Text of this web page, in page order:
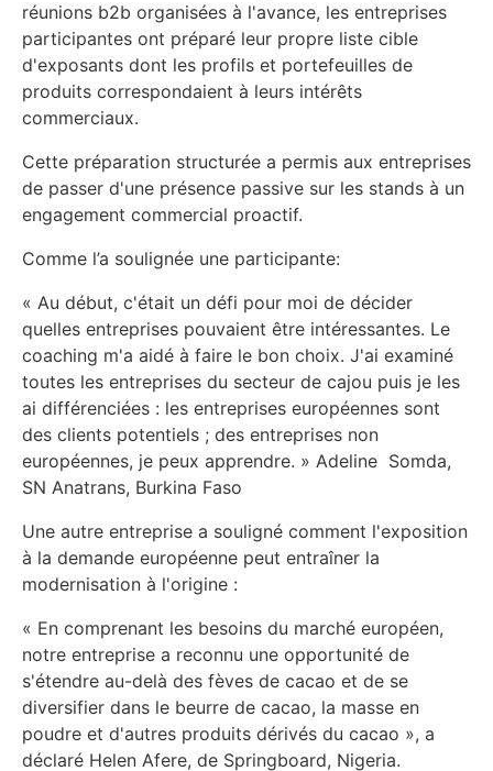
réunions b2b organisées à l'avance, les entreprises
participantes ont préparé leur propre liste cible
d'exposants dont les profils et portefeuilles de
produits correspondaient à leurs intérêts
commerciaux.
Cette préparation structurée a permis aux entreprises
de passer d'une présence passive sur les stands à un
engagement commercial proactif.
Comme l’a soulignée une participante:
« Au début, c'était un défi pour moi de décider
quelles entreprises pouvaient être intéressantes. Le
coaching m'a aidé à faire le bon choix. J'ai examiné
toutes les entreprises du secteur de cajou puis je les
ai différenciées : les entreprises européennes sont
des clients potentiels ; des entreprises non
européennes, je peux apprendre. » Adeline Somda,
SN Anatrans, Burkina Faso
Une autre entreprise a souligné comment l'exposition
à la demande européenne peut entraîner la
modernisation à l'origine :
« En comprenant les besoins du marché européen,
notre entreprise a reconnu une opportunité de
s'étendre au-delà des fèves de cacao et de se
diversifier dans le beurre de cacao, la masse en
poudre et d'autres produits dérivés du cacao », a
déclaré Helen Afere, de Springboard, Nigeria.